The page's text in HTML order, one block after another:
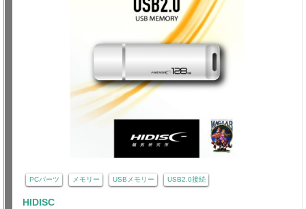
PCパーツ メモリー USBメモリー USB2.0接続
HIDISC